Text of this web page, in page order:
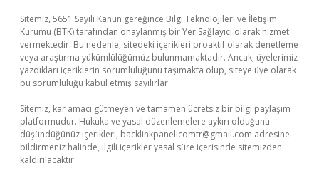
Sitemiz, 5651 Sayılı Kanun gereğince Bilgi Teknolojileri ve İletişim
Kurumu (BTK) tarafından onaylanmış bir Yer Sağlayıcı olarak hizmet
vermektedir. Bu nedenle, sitedeki içerikleri proaktif olarak denetleme
veya araştırma yükümlülüğümüz bulunmamaktadır. Ancak, üyelerimiz
yazdıkları içeriklerin sorumluluğunu taşımakta olup, siteye üye olarak
bu sorumluluğu kabul etmiş sayılırlar.
Sitemiz, kar amacı gütmeyen ve tamamen ücretsiz bir bilgi paylaşım
platformudur. Hukuka ve yasal düzenlemelere aykırı olduğunu
düşündüğünüz içerikleri, backlinkpanelicomtr@gmail.com adresine
bildirmeniz halinde, ilgili içerikler yasal süre içerisinde sitemizden
kaldırılacaktır.